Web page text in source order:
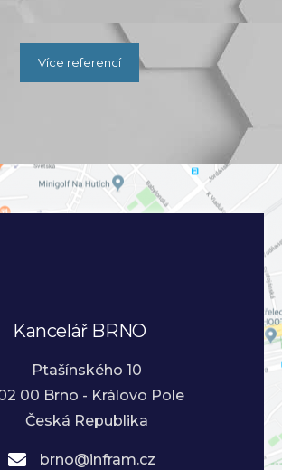
Více referencí
Kancelář BRNO
Ptašínského 10
00 Brno - Královo Pole
Česká Republika
brno@infram.cz